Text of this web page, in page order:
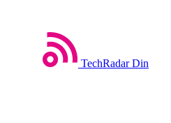
TechRadar Din